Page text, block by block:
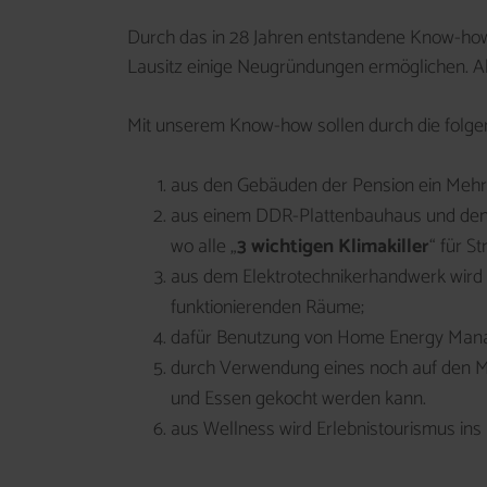
Durch das in 28 Jahren entstandene Know-
Lausitz einige Neugründungen ermöglichen.
Mit unserem Know-how sollen durch die
aus den Gebäuden der Pension ein
aus einem DDR-Plattenbauhaus und
wo alle „3 wichtigen Klimakiller“ für
aus dem Elektrotechnikerhandwerk
funktionierenden Räume;
dafür Benutzung von Home Energy
durch Verwendung eines noch auf den
und Essen gekocht werden kann.
aus Wellness wird Erlebnistourismus